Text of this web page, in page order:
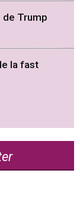
de Trump
la fast